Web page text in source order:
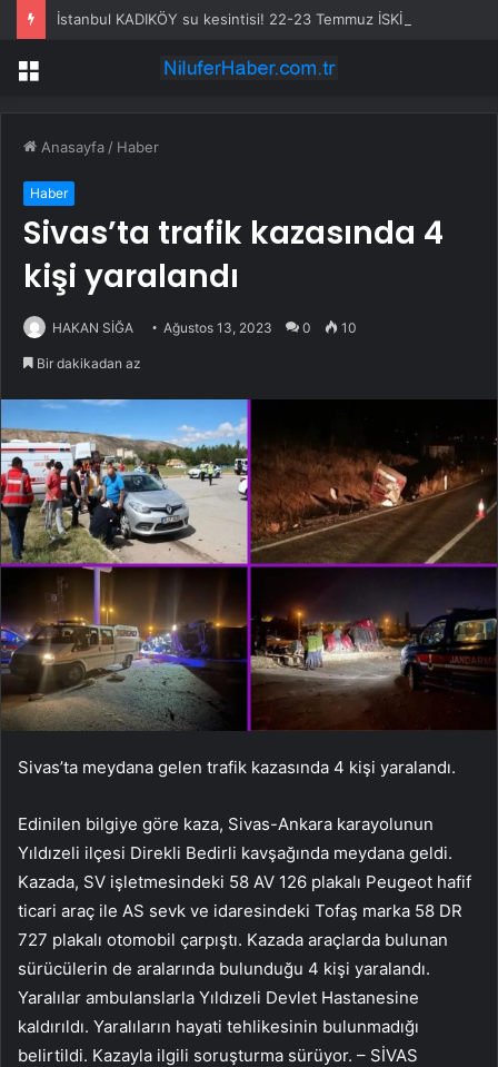
Menü
Anasayfa / Haber
Haber
Sivas’ta trafik kazasında 4
kişi yaralandı
HAKAN SİĞA Ağustos 13, 2023 0 10
Bir dakikadan az
Sivas’ta meydana gelen trafik kazasında 4 kişi yaralandı.
Edinilen bilgiye göre kaza, Sivas-Ankara karayolunun
Yıldızeli ilçesi Direkli Bedirli kavşağında meydana geldi.
Kazada, SV işletmesindeki 58 AV 126 plakalı Peugeot hafif
ticari araç ile AS sevk ve idaresindeki Tofaş marka 58 DR
727 plakalı otomobil çarpıştı. Kazada araçlarda bulunan
sürücülerin de aralarında bulunduğu 4 kişi yaralandı.
Yaralılar ambulanslarla Yıldızeli Devlet Hastanesine
kaldırıldı. Yaralıların hayati tehlikesinin bulunmadığı
belirtildi. Kazayla ilgili soruşturma sürüyor. – SİVAS